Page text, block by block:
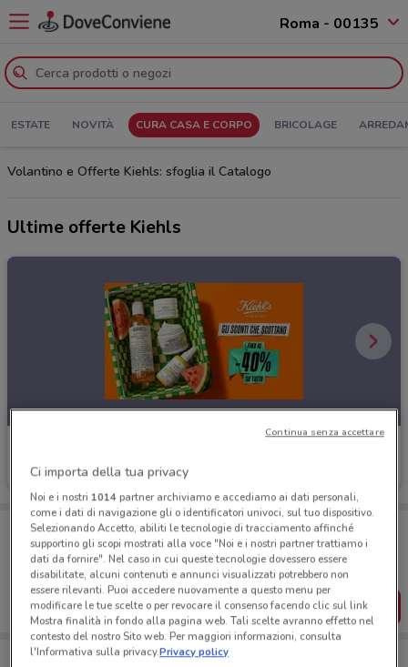
Roma - 00135
ESTATE NOVITÀ CURA CASA E CORPO BRICOLAGE
Volantino e Offerte Kiehls: sfoglia il Catalogo
Ultime offerte Kiehls
Scade mercoledì
Porta DoveConviene sempre con te!
Puoi trovare le migliori offerte dei negozi vicino a te,
salvarle e creare la tua lista del risparmio, comodamente
dal tuo cellulare.
SCARICA L’APP
Ci importa della tua privacy
Noi e i nostri 1014partner archiviamo e accediamo ai dati personali,
come i dati di navigazione gli o identificatori univoci, sul tuo dispositivo.
Selezionando Accetto, abiliti le tecnologie di tracciamento affinché
supportino gli scopi mostrati alla voce "Noi e i nostri partner trattiamo i
dati da fornire". Nel caso in cui queste tecnologie dovessero essere
disabilitate, alcuni contenuti e annunci visualizzati potrebbero non
essere rilevanti. Puoi accedere nuovamente a questo menu per
modificare le tue scelte o per revocare il consenso facendo clic sul link
Mostra finalità in fondo alla pagina web. Tali scelte avranno effetto nel
contesto del nostro Sito web. Per maggiori informazioni, consulta
l'Informativa sulla privacy.Privacy policy
Continua senza accettare